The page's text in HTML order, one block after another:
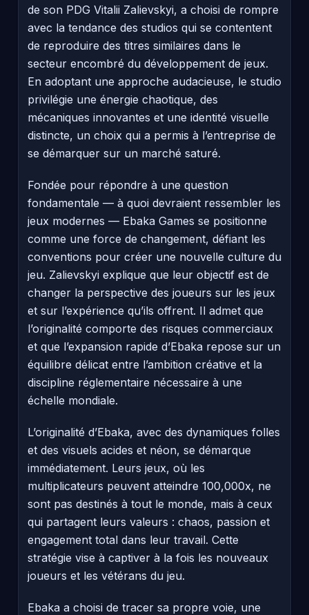
de son PDG Vitalii Zalievskyi, a choisi de rompre
avec la tendance des studios qui se contentent
de reproduire des titres similaires dans le
secteur encombré du développement de jeux.
En adoptant une approche audacieuse, le studio
privilégie une énergie chaotique, des
mécaniques innovantes et une identité visuelle
distincte, un choix qui a permis à l’entreprise de
se démarquer sur un marché saturé.
Fondée pour répondre à une question
fondamentale — à quoi devraient ressembler les
jeux modernes — Ebaka Games se positionne
comme une force de changement, défiant les
conventions pour créer une nouvelle culture du
jeu. Zalievskyi explique que leur objectif est de
changer la perspective des joueurs sur les jeux
et sur l’expérience qu’ils offrent. Il admet que
l’originalité comporte des risques commerciaux
et que l’expansion rapide d’Ebaka repose sur un
équilibre délicat entre l’ambition créative et la
discipline réglementaire nécessaire à une
échelle mondiale.
L’originalité d’Ebaka, avec des dynamiques folles
et des visuels acides et néon, se démarque
immédiatement. Leurs jeux, où les
multiplicateurs peuvent atteindre 100,000x, ne
sont pas destinés à tout le monde, mais à ceux
qui partagent leurs valeurs : chaos, passion et
engagement total dans leur travail. Cette
stratégie vise à captiver à la fois les nouveaux
joueurs et les vétérans du jeu.
Ebaka a choisi de tracer sa propre voie, une